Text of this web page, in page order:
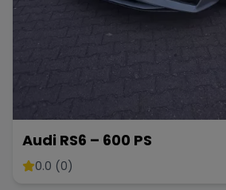
Audi RS6 – 600 PS
0.0 (0)